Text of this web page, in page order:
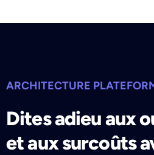
ARCHITECTURE
Dites adieu aux
et aux surcoûts